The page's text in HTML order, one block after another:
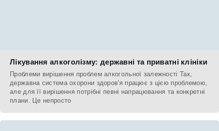
Лікування алкоголізму: державні та приватні клініки
Проблеми вирішення проблем алкогольної залежності Так,
державна система охорони здоров'я працює з цією проблемою,
але для її вирішення потрібні певні напрацювання та конкретні
плани. Це непросто